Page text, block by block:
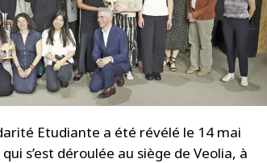
Etudiante a été révélé le 14 mai
s’est déroulée au siège de Veolia, à